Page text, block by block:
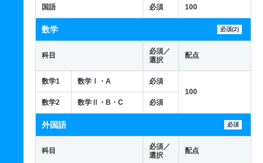
国語 必須 100
数学 必須(2)
科目
必須／
選択
配点
数学1 数学Ⅰ・A
必須
100
数学2
数学Ⅱ・B・C 必須
外国語 必須
科目
必須／
選択
配点